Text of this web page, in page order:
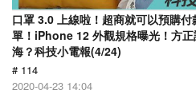
口罩 3.0 上線啦！超商就可以預購付
單！iPhone 12 外觀規格曝光！方
海？科技小電報(4/24)
# 114
2020-04-23 14:04